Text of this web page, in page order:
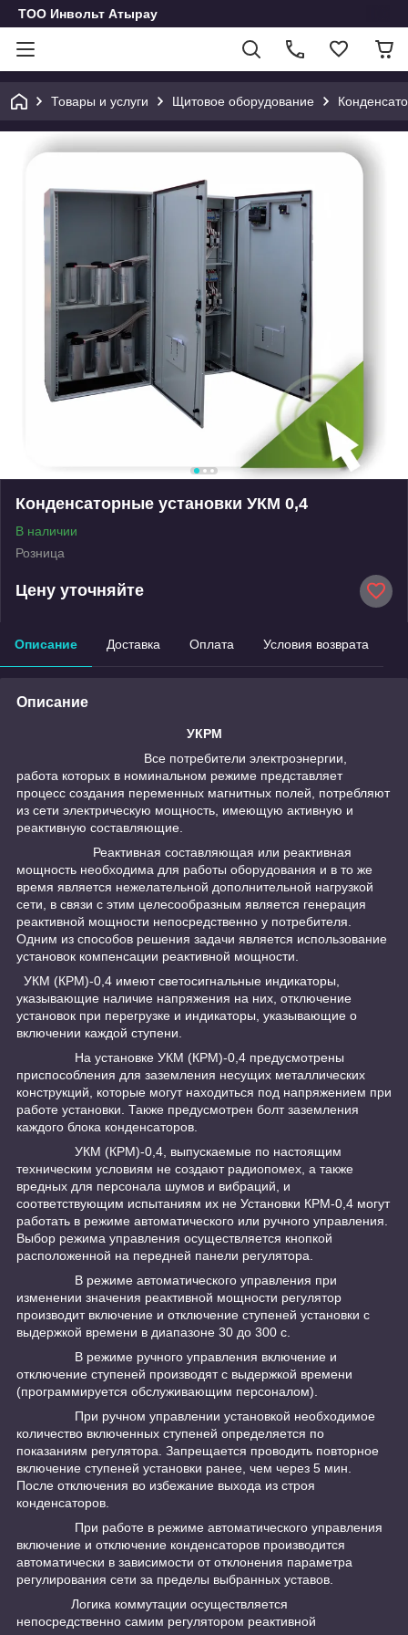
ТОО Инвольт Атырау
Товары и услуги Щитовое оборудование
Конденсаторные установки УКМ 0,4
В наличии
Розница
Цену уточняйте
Описание Доставка Оплата Условия возврата
Описание
УКРМ
Все потребители электроэнергии,
работа которых в номинальном режиме представляет
процесс создания переменных магнитных полей, потребляют
из сети электрическую мощность, имеющую активную и
реактивную составляющие.
Реактивная составляющая или реактивная
мощность необходима для работы оборудования и в то же
время является нежелательной дополнительной нагрузкой
сети, в связи с этим целесообразным является генерация
реактивной мощности непосредственно у потребителя.
Одним из способов решения задачи является использование
установок компенсации реактивной мощности.
УКМ (КРМ)-0,4 имеют светосигнальные индикаторы,
указывающие наличие напряжения на них, отключение
установок при перегрузке и индикаторы, указывающие о
включении каждой ступени.
На установке УКМ (КРМ)-0,4 предусмотрены
приспособления для заземления несущих металлических
конструкций, которые могут находиться под напряжением при
работе установки. Также предусмотрен болт заземления
каждого блока конденсаторов.
УКМ (КРМ)-0,4, выпускаемые по настоящим
техническим условиям не создают радиопомех, а также
вредных для персонала шумов и вибраций, и
соответствующим испытаниям их не Установки КРМ-0,4 могут
работать в режиме автоматического или ручного управления.
Выбор режима управления осуществляется кнопкой
расположенной на передней панели регулятора.
В режиме автоматического управления при
изменении значения реактивной мощности регулятор
производит включение и отключение ступеней установки с
выдержкой времени в диапазоне 30 до 300 с.
В режиме ручного управления включение и
отключение ступеней производят с выдержкой времени
(программируется обслуживающим персоналом).
При ручном управлении установкой необходимое
количество включенных ступеней определяется по
показаниям регулятора. Запрещается проводить повторное
включение ступеней установки ранее, чем через 5 мин.
После отключения во избежание выхода из строя
конденсаторов.
При работе в режиме автоматического управления
включение и отключение конденсаторов производится
автоматически в зависимости от отклонения параметра
регулирования сети за пределы выбранных уставов.
Логика коммутации осуществляется
непосредственно самим регулятором реактивной